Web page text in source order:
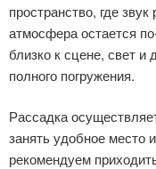
пространство, где
атмосфера остается
близко к сцене, свет
полного погружения.
Рассадка
занять удобное место
рекомендуем